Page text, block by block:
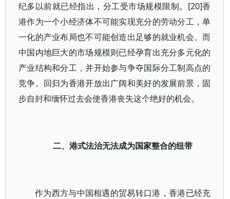
纪多以前就已经指出，分工受市场规模限制。[20]香
港作为一个小经济体不可能实现充分的劳动分工，单
一化的产业布局也不可能创造出足够的就业机会。而
中国内地巨大的市场规模则已经孕育出充分多元化的
产业结构和分工，并开始参与争夺国际分工制高点的
竞争。回归为香港开放出广阔和美好的发展前景，固
步自封和缅怀过去会使香港丧失这个绝好的机会。
二、港式法治无法成为国家整合的纽带
作为西方与中国相遇的贸易转口港，香港已经充